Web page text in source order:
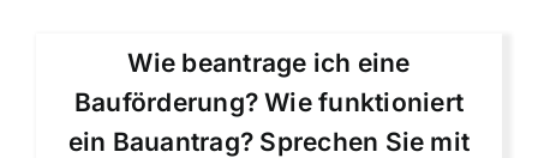
Wie beantrage ich eine
Bauförderung? Wie funktioniert
ein Bauantrag? Sprechen Sie mit